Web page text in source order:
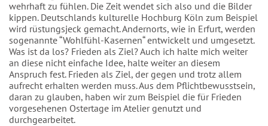
wehrhaft zu fühlen. Die Zeit wendet sich also und die Bilder
kippen. Deutschlands kulturelle Hochburg Köln zum Beispiel
wird rüstungsjeck gemacht. Andernorts, wie in Erfurt, werden
sogenannte “Wohlfühl-Kasernen“ entwickelt und umgesetzt.
Was ist da los? Frieden als Ziel? Auch ich halte mich weiter
an diese nicht einfache Idee, halte weiter an diesem
Anspruch fest. Frieden als Ziel, der gegen und trotz allem
aufrecht erhalten werden muss. Aus dem Pflichtbewusstsein,
daran zu glauben, haben wir zum Beispiel die für Frieden
vorgesehenen Ostertage im Atelier genutzt und
durchgearbeitet.